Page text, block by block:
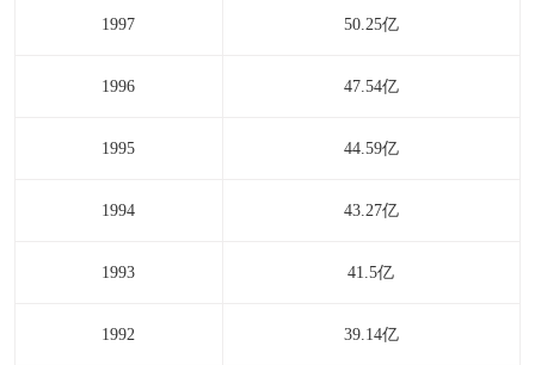
1997 50.25亿
1996 47.54亿
1995 44.59亿
1994 43.27亿
1993 41.5亿
1992 39.14亿